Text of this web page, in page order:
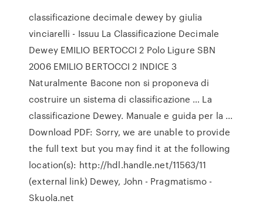
classificazione decimale dewey by giulia
vinciarelli - Issuu La Classificazione Decimale
Dewey EMILIO BERTOCCI 2 Polo Ligure SBN
2006 EMILIO BERTOCCI 2 INDICE 3
Naturalmente Bacone non si proponeva di
costruire un sistema di classificazione … La
classificazione Dewey. Manuale e guida per la ...
Download PDF: Sorry, we are unable to provide
the full text but you may find it at the following
location(s): http://hdl.handle.net/11563/11
(external link) Dewey, John - Pragmatismo -
Skuola.net